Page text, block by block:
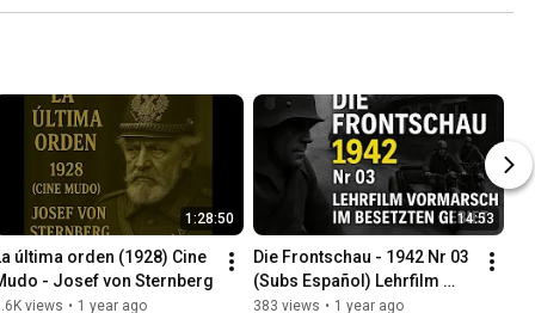
1:28:50
última orden (1928) Cine
- Josef von Sternberg
views • 1 year ago
14:53
Die Frontschau - 1942 Nr 03
(Subs Español) Lehrfilm
Vormarsch Im Besetzten
383 views • 1 year ago